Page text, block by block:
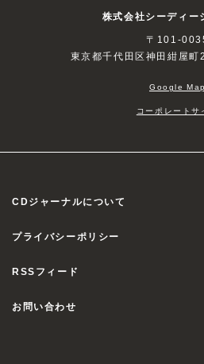
株式会社シーディー
〒101-
東京都千代田区神田紺屋
Google Map
コーポレートサ
CDジャーナルについて
プライバシーポリシー
RSSフィード
お問い合わせ